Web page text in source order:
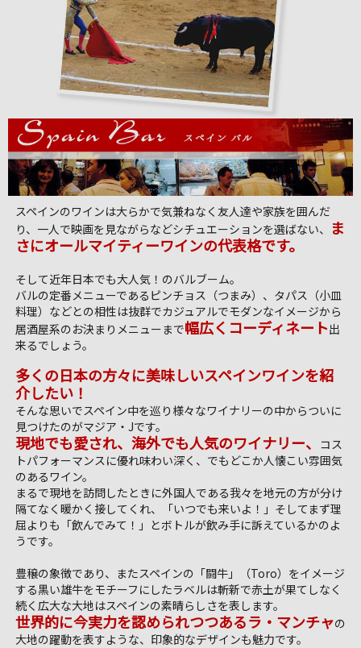
スペインのワインは大らかで気兼ねなく友人達や家族を囲んだ
り、一人で映画を見ながらなどシチュエーションを選ばない、
ま
さにオールマイティーワインの代表格です。
そして近年日本でも大人気！のバルブーム。
バルの定番メニューであるピンチョス（つまみ）、タパス（小皿
料理）などとの相性は抜群でカジュアルでモダンなイメージから
居酒屋系のお決まりメニューまで幅広くコーディネート出
来るでしょう。
多くの日本の方々に美味しいスペインワインを紹
介したい！
そんな思いでスペイン中を巡り様々なワイナリーの中からついに
見つけたのがマジア・Jです。
現地でも愛され、海外でも人気のワイナリー、 コス
トパフォーマンスに優れ味わい深く、でもどこか人懐こい雰囲気
のあるワイン。
まるで現地を訪問したときに外国人である我々を地元の方が分け
隔てなく暖かく接してくれ、「いつでも来いよ！」そしてまず理
屈よりも「飲んでみて！」とボトルが飲み手に訴えているかのよ
うです。
豊穣の象徴であり、またスペインの「闘牛」（Toro）をイメージ
する黒い雄牛をモチーフにしたラベルは斬新で赤土が果てしなく
続く広大な大地はスペインの素晴らしさを表します。
世界的に今実力を認められつつあるラ・マンチャの
大地の躍動を表すような、印象的なデザインも魅力です。